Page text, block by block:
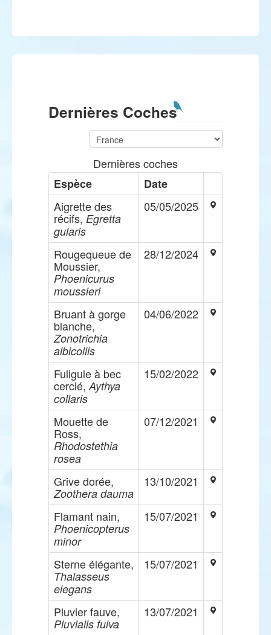
Dernières Coches
Dernières coches
Espèce
Date
Aigrette des
récifs, Egretta
gularis
05/05/2025
Rougequeue de
Moussier,
Phoenicurus
moussieri
28/12/2024
Bruant à gorge
blanche,
Zonotrichia
albicollis
04/06/2022
Fuligule à bec
cerclé, Aythya
collaris
15/02/2022
Mouette de
Ross,
Rhodostethia
rosea
07/12/2021
Grive dorée,
Zoothera dauma
13/10/2021
Flamant nain,
Phoenicopterus
minor
15/07/2021
Sterne élégante,
Thalasseus
elegans
15/07/2021
Pluvier fauve,
Pluvialis fulva
13/07/2021